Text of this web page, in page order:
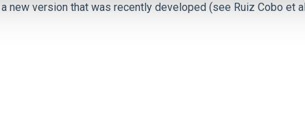
version that was recently developed (see Ruiz Cobo et